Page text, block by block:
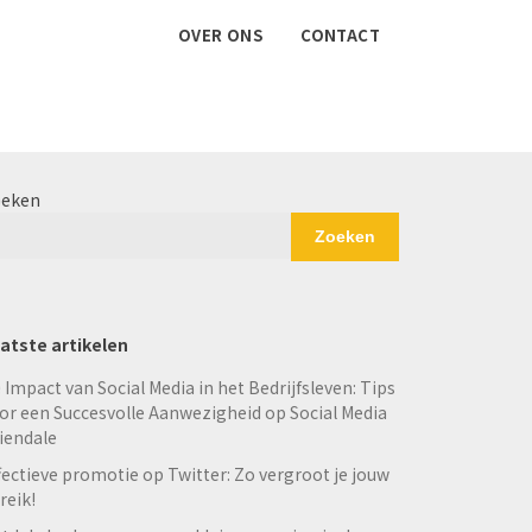
OVER ONS CONTACT
Zoeken
artikelen
Impact van Social Media in het Bedrijfsleven: Tips
een Succesvolle Aanwezigheid op Social Media
promotie op Twitter: Zo vergroot je jouw